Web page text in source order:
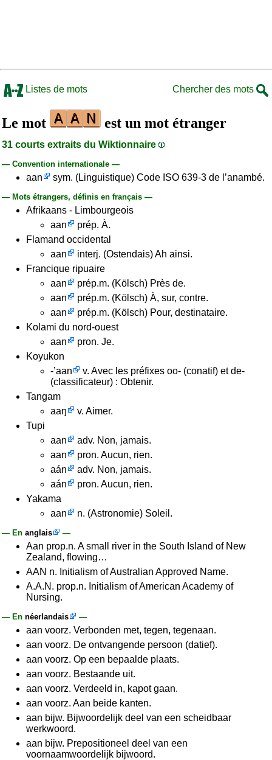
Listes de mots Chercher des mots
Le mot est un mot étranger
31 courts extraits du Wiktionnaire
— Convention internationale —
aan sym. (Linguistique) Code ISO 639-3 de l’anambé.
— Mots étrangers, définis en français —
Afrikaans - Limbourgeois
aan
prép. À.
Flamand occidental
aan
interj. (Ostendais) Ah ainsi.
Francique ripuaire
aan
prép.m. (Kölsch) Près de.
aan
prép.m. (Kölsch) À, sur, contre.
aan
prép.m. (Kölsch) Pour, destinataire.
Kolami du nord-ouest
aan
pron. Je.
Koyukon
-ʼaan
v. Avec les préfixes oo- (conatif) et de-
(classificateur) : Obtenir.
Tangam
aaŋ
v. Aimer.
Tupi
aan
adv. Non, jamais.
aan
pron. Aucun, rien.
aán
adv. Non, jamais.
aán
pron. Aucun, rien.
Yakama
aan
n. (Astronomie) Soleil.
— En anglais —
Aan prop.n. A small river in the South Island of New
Zealand, flowing…
AAN n. Initialism of Australian Approved Name.
A.A.N. prop.n. Initialism of American Academy of
Nursing.
— En néerlandais —
aan voorz. Verbonden met, tegen, tegenaan.
aan voorz. De ontvangende persoon (datief).
aan voorz. Op een bepaalde plaats.
aan voorz. Bestaande uit.
aan voorz. Verdeeld in, kapot gaan.
aan voorz. Aan beide kanten.
aan bijw. Bijwoordelijk deel van een scheidbaar
werkwoord.
aan bijw. Prepositioneel deel van een
voornaamwoordelijk bijwoord.